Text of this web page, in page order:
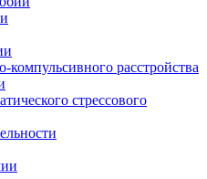
компульсивного расстройства
стрессового